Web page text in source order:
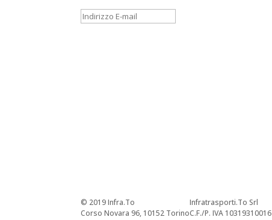
© 2019 Infra.To
Corso Novara 96, 10152 Torino
Infratrasporti.To Srl
C.F./P. IVA 10319310016